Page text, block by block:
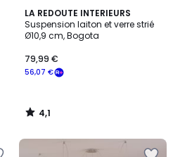
LA REDOUTE INTERIEURS
Suspension laiton et verre strié
Ø10,9 cm, Bogota
56,07 €
79,99 €
4,1
/ 5
4,1
/